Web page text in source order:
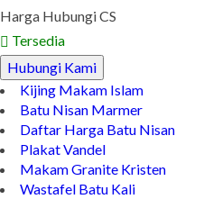
Harga Hubungi CS
Tersedia
Hubungi Kami
Kijing Makam Islam
Batu Nisan Marmer
Daftar Harga Batu Nisan
Plakat Vandel
Makam Granite Kristen
Wastafel Batu Kali